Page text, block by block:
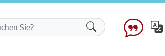
Formularschaltfläche